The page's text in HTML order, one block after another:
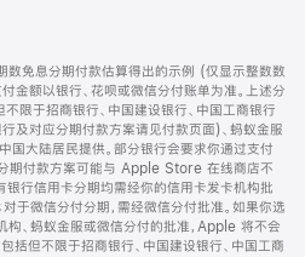
数免息分期付款估算得出的示例 (仅显示整数数
金额以银行、花呗或微信分付账单为准。上述分
限于招商银行、中国建设银行、中国工商银行
及对应分期付款方案请见付款页面)、蚂蚁金服
国大陆居民提供。部分银行会要求你通过支付
期付款方案可能与 Apple Store 在线商店不
银行信用卡分期均需经你的信用卡发卡机构批
对于微信分付分期，需经微信分付批准。如果你选
、蚂蚁金服或微信分付的批准，Apple 将不会
括但不限于招商银行、中国建设银行、中国工商